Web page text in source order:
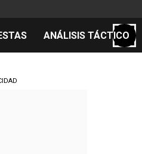
ANÁLISIS TÁCTICO